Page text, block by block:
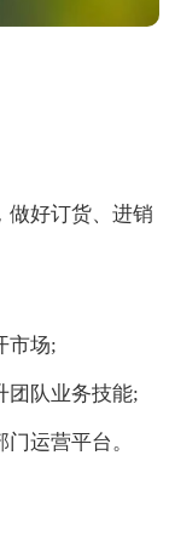
好订货、进销
市场;
队业务技能;
运营平台。